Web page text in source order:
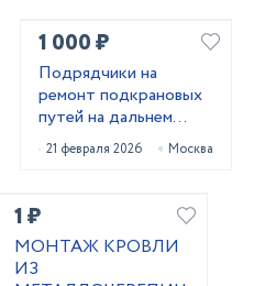
1 000 ₽
Подрядчики на
ремонт подкрановых
путей на дальнем
востоке
21 февраля 2026 Москва
1 ₽
МОНТАЖ КРОВЛИ
ИЗ